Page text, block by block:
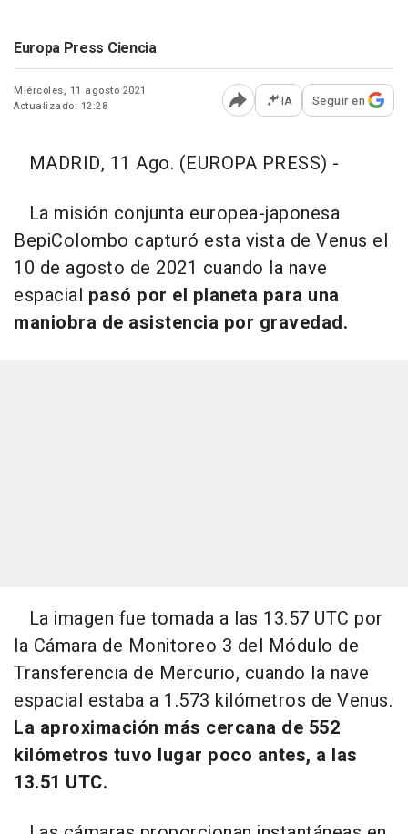
Europa Press Ciencia
Miércoles, 11 agosto 2021
Actualizado: 12:28
Abrir opciones para
IA Seguir en
MADRID, 11 Ago. (EUROPA PRESS) -
La misión conjunta europea-japonesa
BepiColombo capturó esta vista de Venus el
10 de agosto de 2021 cuando la nave
espacial pasó por el planeta para una
maniobra de asistencia por gravedad.
La imagen fue tomada a las 13.57 UTC por
la Cámara de Monitoreo 3 del Módulo de
Transferencia de Mercurio, cuando la nave
espacial estaba a 1.573 kilómetros de Venus.
La aproximación más cercana de 552
kilómetros tuvo lugar poco antes, a las
13.51 UTC.